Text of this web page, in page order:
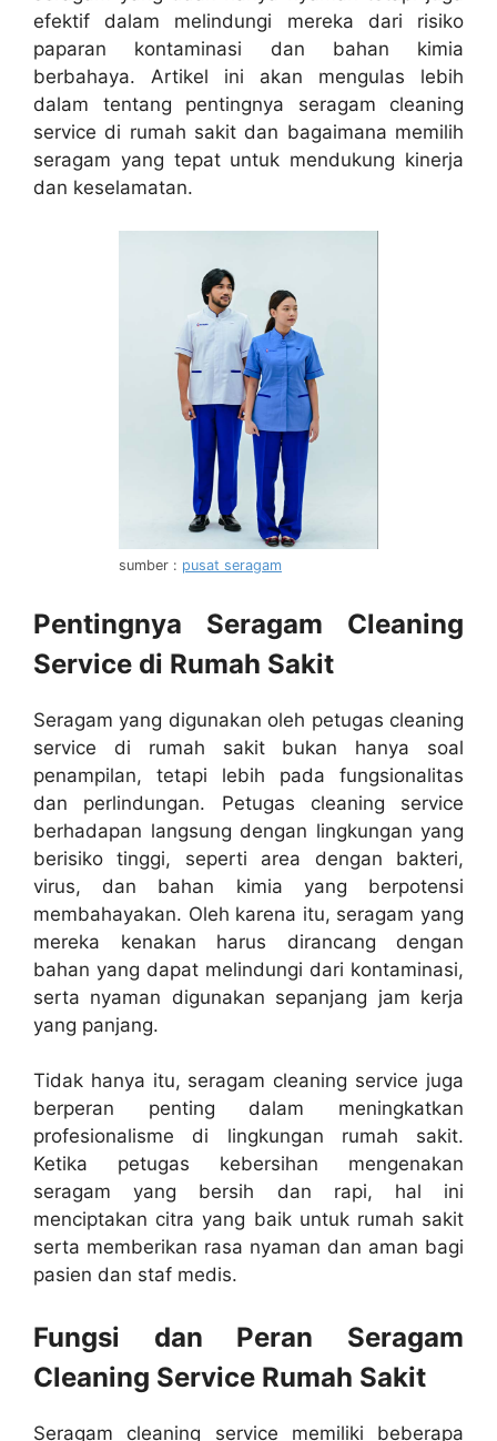
efektif dalam melindungi mereka dari risiko
paparan kontaminasi dan bahan kimia
berbahaya. Artikel ini akan mengulas lebih
dalam tentang pentingnya seragam cleaning
service di rumah sakit dan bagaimana memilih
seragam yang tepat untuk mendukung kinerja
dan keselamatan.
sumber : pusat seragam
Pentingnya Seragam Cleaning
Service di Rumah Sakit
Seragam yang digunakan oleh petugas cleaning
service di rumah sakit bukan hanya soal
penampilan, tetapi lebih pada fungsionalitas
dan perlindungan. Petugas cleaning service
berhadapan langsung dengan lingkungan yang
berisiko tinggi, seperti area dengan bakteri,
virus, dan bahan kimia yang berpotensi
membahayakan. Oleh karena itu, seragam yang
mereka kenakan harus dirancang dengan
bahan yang dapat melindungi dari kontaminasi,
serta nyaman digunakan sepanjang jam kerja
yang panjang.
Tidak hanya itu, seragam cleaning service juga
berperan penting dalam meningkatkan
profesionalisme di lingkungan rumah sakit.
Ketika petugas kebersihan mengenakan
seragam yang bersih dan rapi, hal ini
menciptakan citra yang baik untuk rumah sakit
serta memberikan rasa nyaman dan aman bagi
pasien dan staf medis.
Fungsi dan Peran Seragam
Cleaning Service Rumah Sakit
Seragam cleaning service memiliki beberapa